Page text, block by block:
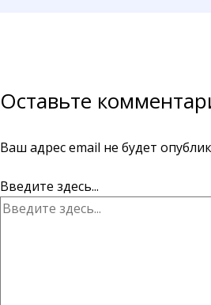
Оставьте
Ваш адрес email не будет
Введите здесь...